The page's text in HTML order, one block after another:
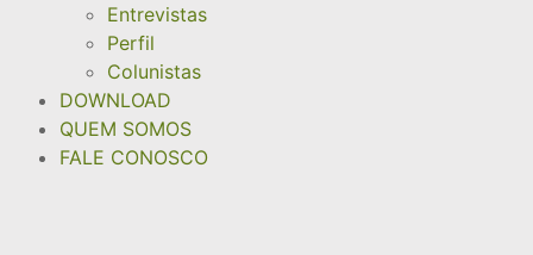
Entrevistas
Perfil
Colunistas
DOWNLOAD
QUEM SOMOS
FALE CONOSCO